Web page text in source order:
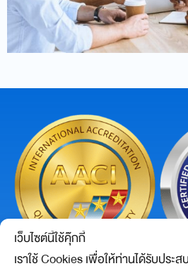
เว็บไซต์นี้ใช้คุ๊กกี้
เราใช้ Cookies เพื่อให้ท่านได้รับปร